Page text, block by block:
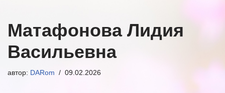
Матафонова Лидия
Васильевна
автор: DARom 09.02.2026